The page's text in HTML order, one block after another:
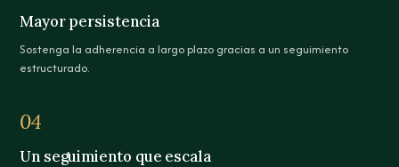
Mayor persistencia
Sostenga la adherencia a largo plazo gracias a un seguimiento
estructurado.
04
Un seguimiento que escala